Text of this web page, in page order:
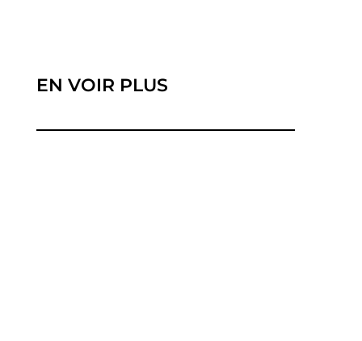
EN VOIR PLUS